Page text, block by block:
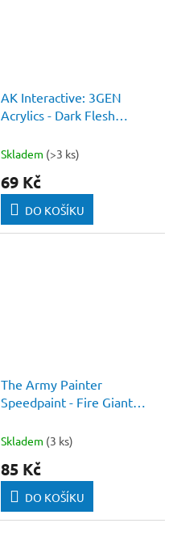
AK Interactive: 3GEN
Acrylics - Dark Flesh
Skladem (>3 ks)
69 Kč
DO KOŠÍKU
The Army Painter
Speedpaint - Fire Giant
Skladem (3 ks)
85 Kč
DO KOŠÍKU